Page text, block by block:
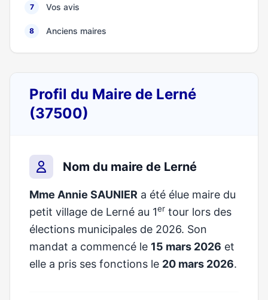
7 Vos avis
8 Anciens maires
Profil du Maire de Lerné
(37500)
Nom du maire de Lerné
Mme Annie SAUNIER a été élue maire du
petit village de Lerné au 1er tour lors des
élections municipales de 2026. Son
mandat a commencé le 15 mars 2026 et
elle a pris ses fonctions le 20 mars 2026.